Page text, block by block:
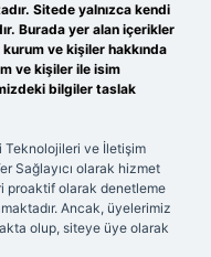
Sitede yalnızca kendi
Burada yer alan içerikler
ve kişiler hakkında
ve kişiler ile isim
bilgiler taslak
Teknolojileri ve İletişim
Sağlayıcı olarak hizmet
proaktif olarak denetleme
Ancak, üyelerimiz
olup, siteye üye olarak